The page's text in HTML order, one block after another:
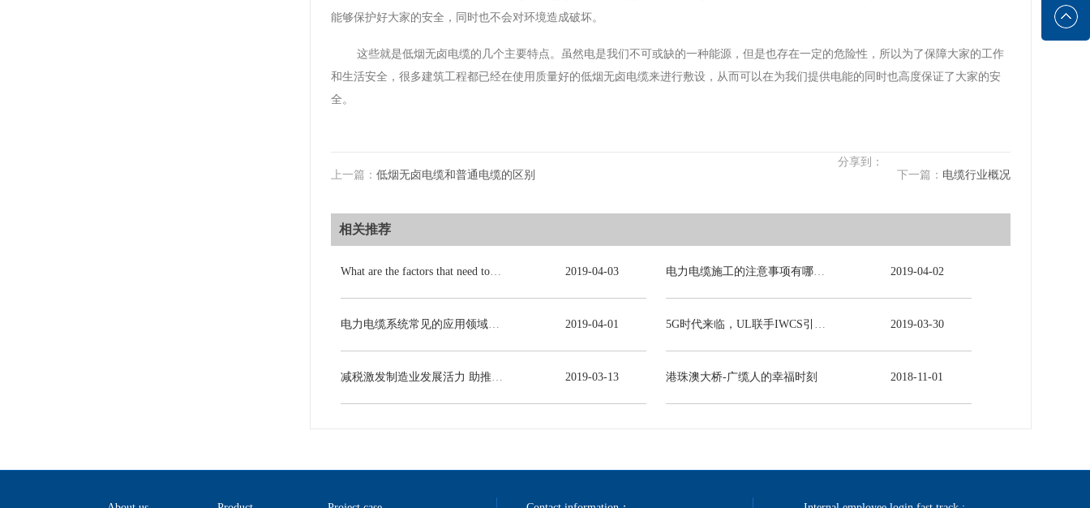
能够保护好大家的安全，同时也不会对环境造成破坏。
这些就是低烟无卤电缆的几个主要特点。虽然电是我们不可或缺的一种能源，但是也存在一定的危险性，所以为了保障大家的工作
和生活安全，很多建筑工程都已经在使用质量好的低烟无卤电缆来进行敷设，从而可以在为我们提供电能的同时也高度保证了大家的安
全。
分享到：
上一篇： 低烟无卤电缆和普通电缆的区别 下一篇： 电缆行业概况
相关推荐
What are the factors that need to be consulted in choosing power cables? 2019-04-03 电力电缆施工的注意事项有哪些？ 2019-04-02
电力电缆系统常见的应用领域有哪些？ 2019-04-01 5G时代来临，UL联手IWCS引领线缆行业发展新未来 2019-03-30
减税激发制造业发展活力 助推线缆行业高质量发展 2019-03-13 港珠澳大桥-广缆人的幸福时刻 2018-11-01